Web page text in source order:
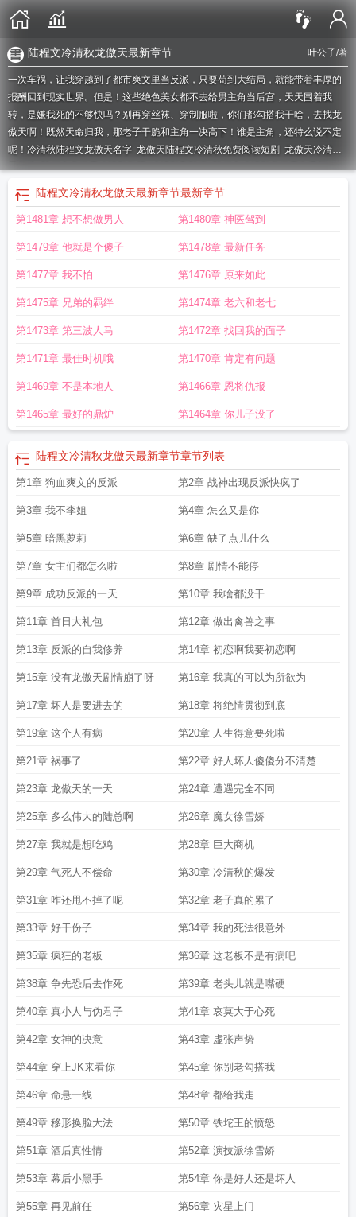
叶公子/著
陆程文冷清秋龙傲天最新章节
一次车祸，让我穿越到了都市爽文里当反派，只要苟到大结局，就能带着丰厚的
报酬回到现实世界。但是！这些绝色美女都不去给男主角当后宫，天天围着我
转，是嫌我死的不够快吗？别再穿丝袜、穿制服啦，你们都勾搭我干啥，去找龙
傲天啊！既然天命归我，那老子干脆和主角一决高下！谁是主角，还特么说不定
呢！ 冷清秋陆程文龙傲天名字 龙傲天陆程文冷清秋免费阅读短剧 龙傲天冷清秋
是什么陆程文龙傲天冷清秋纵横冷清秋和陆焱陆程文冷清秋龙傲天免费阅
陆程文冷清秋龙傲天已完结 陆程文冷清秋龙傲天最新
么 陆程文龙傲天冷清秋最新
角龙傲天陆程文冷清秋漫画名字 陆程文龙傲天冷清秋听书陆程文冷清秋龙傲天
秋龙傲天是什么短剧 冷清秋陆程文龙傲天官方正版陆程文冷清秋龙傲天同人
程文龙傲天大结局是什么
陆程文冷清秋龙傲天笔趣阁txt陆程文龙傲天冷清秋短
天的陆程文冷清秋陆程文冷清秋龙傲天笔趣阁陆程文冷清秋龙傲天最新章节
清秋龙傲天是什么陆程文冷清秋龙傲天纵横网陆程文冷清秋结局是什么
焱凌文姗陆程文龙傲天冷清秋免费阅读陆焱冷清秋凌文珊
陆程文冷清秋龙傲天最新章节最新章节
第1481章 想不想做男人 第1480章 神医驾到
第1479章 他就是个傻子 第1478章 最新任务
第1477章 我不怕 第1476章 原来如此
第1475章 兄弟的羁绊 第1474章 老六和老七
第1473章 第三波人马 第1472章 找回我的面子
第1471章 最佳时机哦 第1470章 肯定有问题
第1469章 不是本地人 第1466章 恩将仇报
第1465章 最好的鼎炉 第1464章 你儿子没了
陆程文冷清秋龙傲天最新章节章节列表
第1章 狗血爽文的反派 第2章 战神出现反派快疯了
第3章 我不李姐 第4章 怎么又是你
第5章 暗黑萝莉 第6章 缺了点儿什么
第7章 女主们都怎么啦 第8章 剧情不能停
第9章 成功反派的一天 第10章 我啥都没干
第11章 首日大礼包 第12章 做出禽兽之事
第13章 反派的自我修养 第14章 初恋啊我要初恋啊
第15章 没有龙傲天剧情崩了呀 第16章 我真的可以为所欲为
第17章 坏人是要进去的 第18章 将绝情贯彻到底
第19章 这个人有病 第20章 人生得意要死啦
第21章 祸事了 第22章 好人坏人傻傻分不清楚
第23章 龙傲天的一天 第24章 遭遇完全不同
第25章 多么伟大的陆总啊 第26章 魔女徐雪娇
第27章 我就是想吃鸡 第28章 巨大商机
第29章 气死人不偿命 第30章 冷清秋的爆发
第31章 咋还甩不掉了呢 第32章 老子真的累了
第33章 好干份子 第34章 我的死法很意外
第35章 疯狂的老板 第36章 这老板不是有病吧
第38章 争先恐后去作死 第39章 老头儿就是嘴硬
第40章 真小人与伪君子 第41章 哀莫大于心死
第42章 女神的决意 第43章 虚张声势
第44章 穿上JK来看你 第45章 你别老勾搭我
第46章 命悬一线 第48章 都给我走
第49章 移形换脸大法 第50章 铁坨王的愤怒
第51章 酒后真性情 第52章 演技派徐雪娇
第53章 幕后小黑手 第54章 你是好人还是坏人
第55章 再见前任 第56章 灾星上门